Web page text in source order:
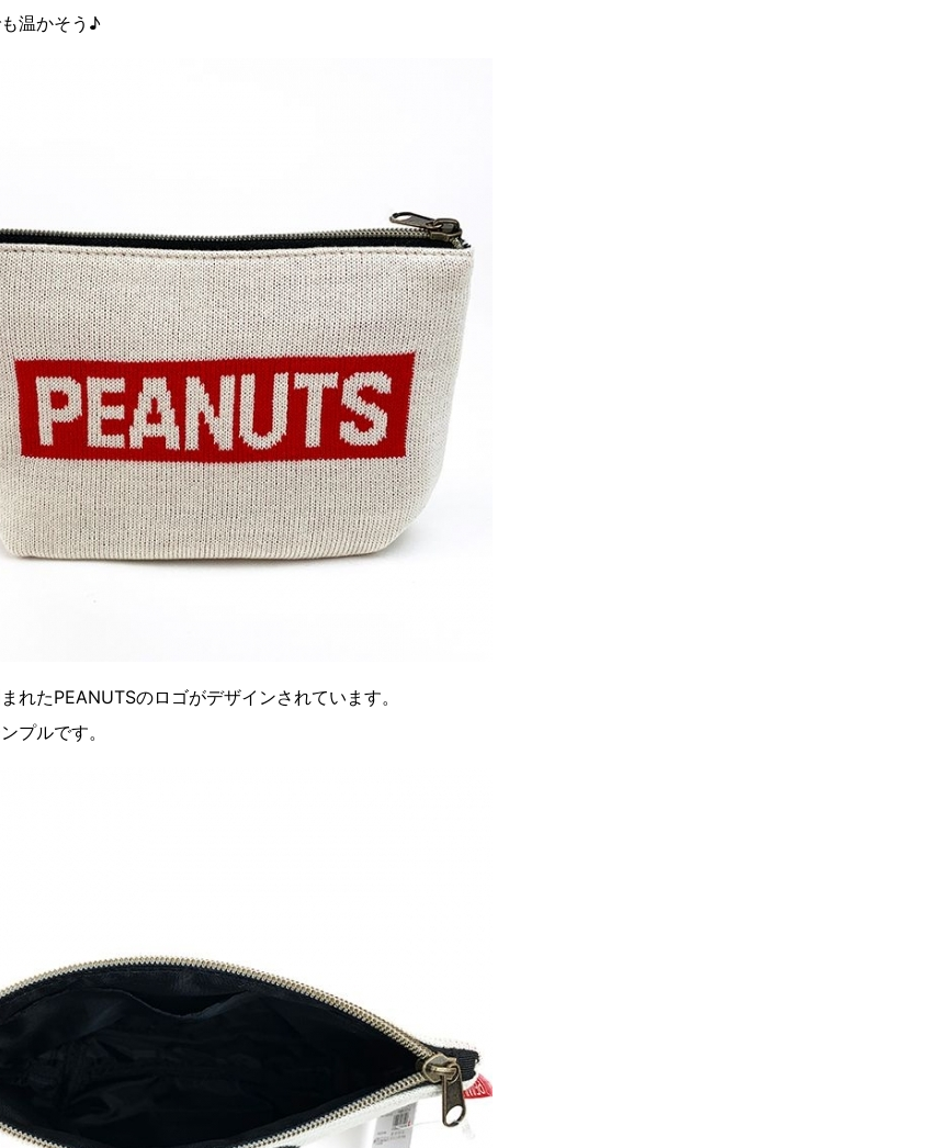
温かそう♪
れたPEANUTSのロゴがデザインされています。
プルです。